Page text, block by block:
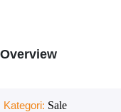
Overview
Kategori: Sale